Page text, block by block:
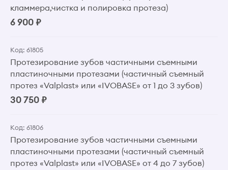
кламмера,чистка и полировка протеза)
6 900 ₽
Код: 61805
Протезирование зубов частичными съемными
пластиночными протезами (частичный съемный
протез «Valplast» или «IVOBASE» от 1 до 3 зубов)
30 750 ₽
Код: 61806
Протезирование зубов частичными съемными
пластиночными протезами (частичный съемный
протез «Valplast» или «IVOBASE» от 4 до 7 зубов)